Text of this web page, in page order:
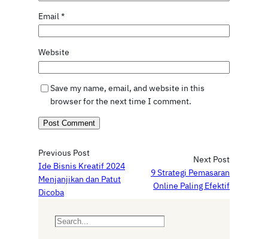
Email*
Website
Save my name, email, and website in this
browser for the next time I comment.
Previous Post
Ide Bisnis Kreatif 2024
Menjanjikan dan Patut
Dicoba
Next Post
9 Strategi Pemasaran
Online Paling Efektif
S